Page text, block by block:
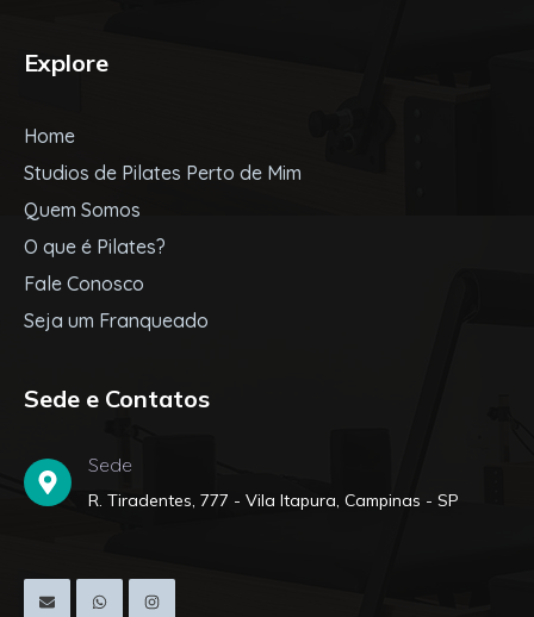
Explore
Home
Studios de Pilates Perto de Mim
Quem Somos
O que é Pilates?
Fale Conosco
Seja um Franqueado
Sede e Contatos
Sede
R. Tiradentes, 777 - Vila Itapura, Campinas - SP